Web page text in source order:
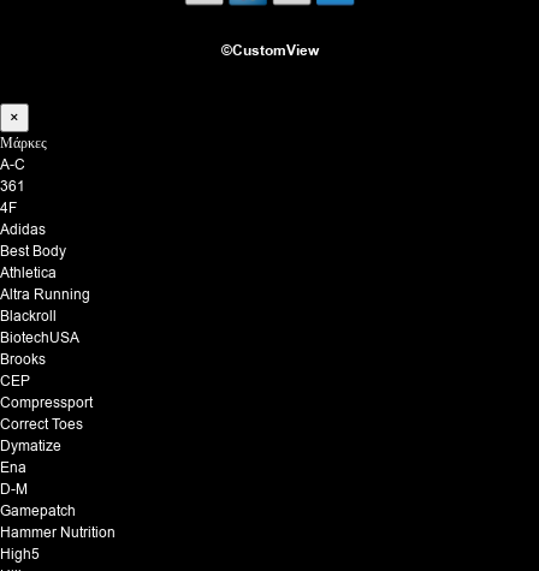
©CustomView
×
Μάρκες
A-C
361
4F
Adidas
Best Body
Athletica
Altra Running
Blackroll
BiotechUSA
Brooks
CEP
Compressport
Correct Toes
Dymatize
Ena
D-M
Gamepatch
Hammer Nutrition
High5